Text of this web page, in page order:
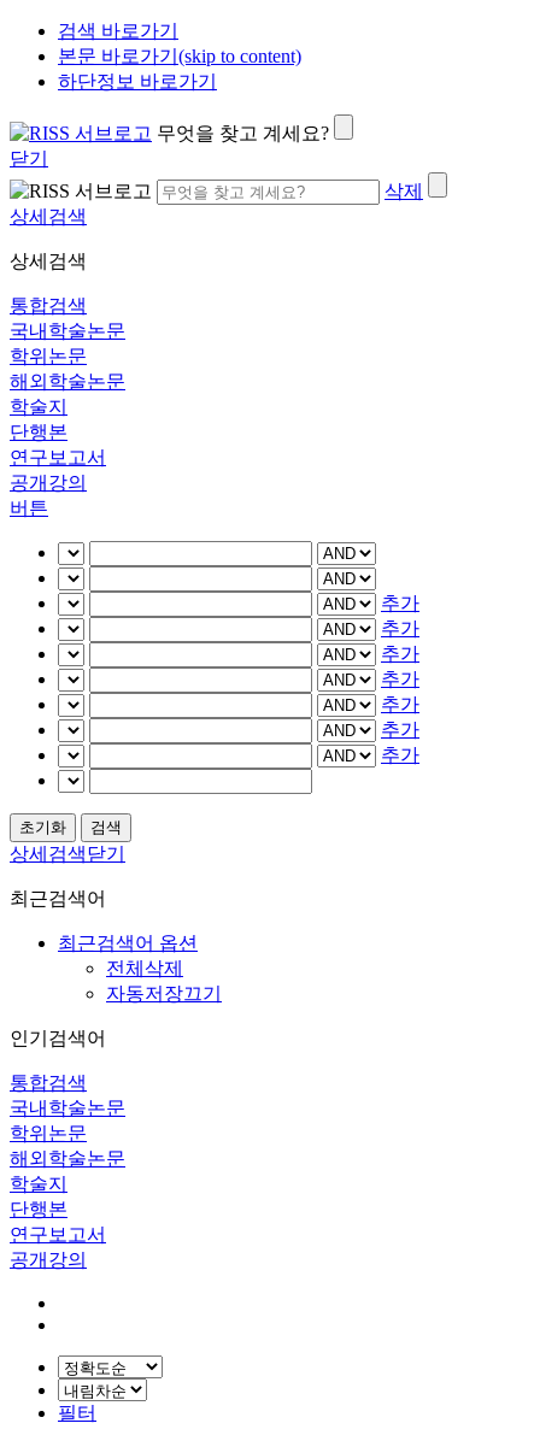
검색 바로가기
본문 바로가기(skip to content)
하단정보 바로가기
무엇을 찾고 계세요?
닫기
삭제
상세검색
상세검색
통합검색
국내학술논문
학위논문
해외학술논문
학술지
단행본
연구보고서
공개강의
버튼
추가
추가
추가
추가
추가
추가
추가
상세검색닫기
최근검색어
최근검색어 옵션
전체삭제
자동저장끄기
인기검색어
통합검색
국내학술논문
학위논문
해외학술논문
학술지
단행본
연구보고서
공개강의
필터